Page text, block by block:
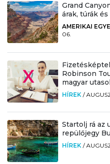
Grand
árak, túrák
AMERIKAI
06.
Robinson
magyar
HÍREK /
Startolj rá az
repülőjegy
HÍREK /